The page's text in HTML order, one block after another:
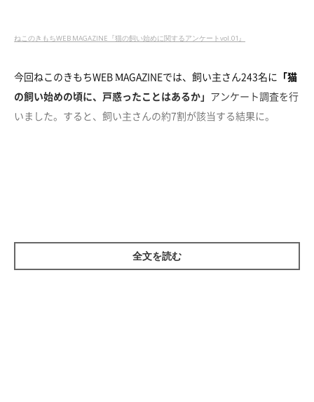
ねこのきもちWEB MAGAZINE『猫の飼い始めに関するアンケートvol.01』
今回ねこのきもちWEB MAGAZINEでは、飼い主さん243名に 「猫
の飼い始めの頃に、戸惑ったことはあるか」 アンケート調査を行
いました。すると、飼い主さんの約7割が該当する結果に。
全文を読む